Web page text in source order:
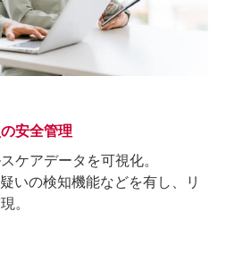
安全管理
ケアデータを可視化。
いの検知機能などを有し、リ
。